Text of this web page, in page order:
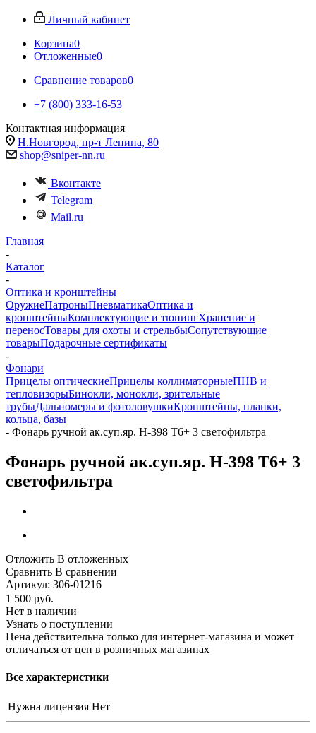
Личный кабинет
Корзина0
Отложенные0
Сравнение товаров0
+7 (800) 333-16-53
Контактная информация
Н.Новгород, пр-т Ленина, 80
shop@sniper-nn.ru
Вконтакте
Telegram
Mail.ru
Главная
-
Каталог
-
Оптика и кронштейны
ОружиеПатроныПневматикаОптика и
кронштейныКомплектующие и тюнингХранение и
переносТовары для охоты и стрельбыСопутствующие
товарыПодарочные сертификаты
-
Фонари
Прицелы оптическиеПрицелы коллиматорныеПНВ и
тепловизорыБинокли, монокли, зрительные
трубыДальномеры и фотоловушкиКронштейны, планки,
кольца, базы
- Фонарь ручной ак.суп.яр. H-398 T6+ 3 светофильтра
Фонарь ручной ак.суп.яр. H-398 T6+ 3
светофильтра
Отложить В отложенных
Сравнить В сравнении
Артикул: 306-01216
1 500 руб.
Нет в наличии
Узнать о поступлении
Цена действительна только для интернет-магазина и может
отличаться от цен в розничных магазинах
Все характеристики
Нужна лицензия Нет